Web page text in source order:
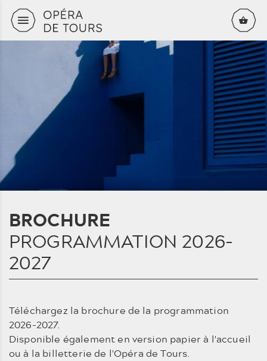
BROCHURE
PROGRAMMATION 2026-
2027
Téléchargez la brochure de la programmation
2026-2027.
Disponible également en version papier à l'accueil
ou à la billetterie de l'Opéra de Tours.